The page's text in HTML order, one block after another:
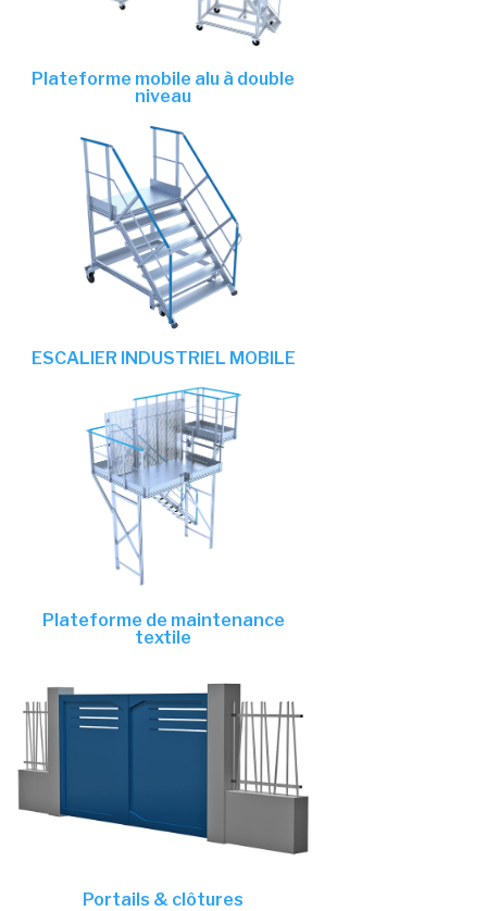
Plateforme mobile alu à double
niveau
ESCALIER INDUSTRIEL MOBILE
Plateforme de maintenance
textile
Portails & clôtures